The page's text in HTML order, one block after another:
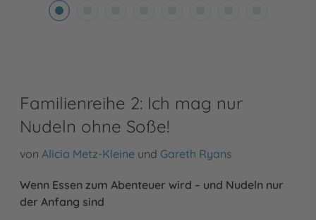
Familienreihe 2: Ich mag nur
Nudeln ohne Soße!
von Alicia Metz-Kleine und Gareth Ryans
Wenn Essen zum Abenteuer wird – und Nudeln nur
der Anfang sind